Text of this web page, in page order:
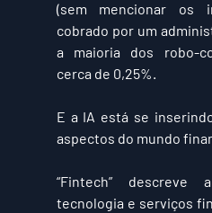
(sem mencionar os
cobrado por um
a maioria dos robo-
cerca de 0,25%.
E a IA está se
aspectos do mundo
“Fintech” descreve
tecnologia e serviços